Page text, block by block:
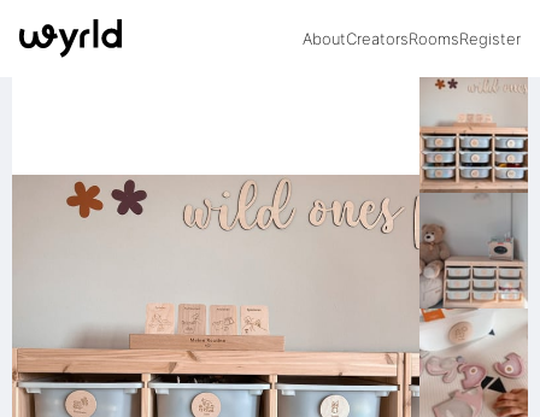
AboutCreatorsRoomsRegister